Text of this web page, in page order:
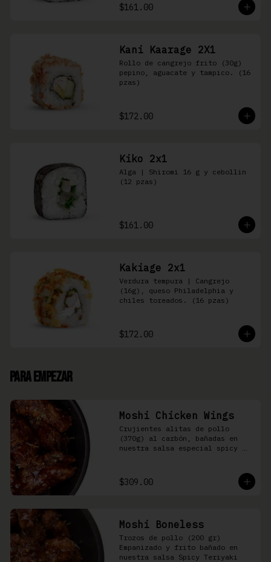
$161.00
Kani Kaarage 2X1
Rollo de cangrejo frito (30g)
pepino, aguacate y tampico. (16
pzas)
$172.00
Kiko 2x1
Alga | Shiromi 16 g y cebollin
(12 pzas)
$161.00
Kakiage 2x1
Verdura tempura | Cangrejo
(16g), queso Philadelphia y
chiles toreados. (16 pzas)
$172.00
Para Empezar
Moshi Chicken Wings
Crujientes alitas de pollo
(370g) al carbón, bañadas en
nuestra salsa especial spicy
$309.00
Moshi Boneless
Trozos de pollo (200 gr)
Empanizado y frito bañado en
nuestra salsa Spicy Teriyaki